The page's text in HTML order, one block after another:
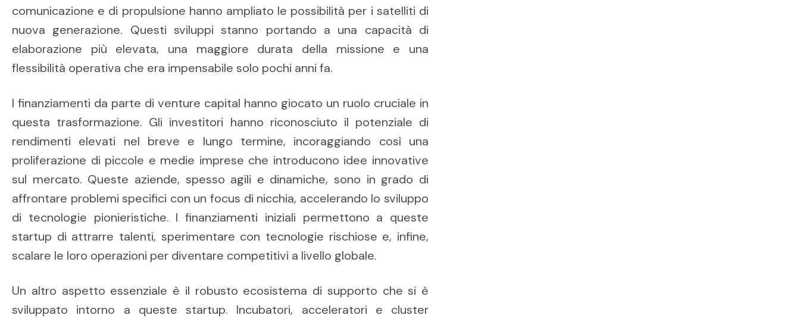
comunicazione e di propulsione hanno ampliato le possibilità per i satelliti di
nuova generazione. Questi sviluppi stanno portando a una capacità di
elaborazione più elevata, una maggiore durata della missione e una
flessibilità operativa che era impensabile solo pochi anni fa.
I finanziamenti da parte di venture capital hanno giocato un ruolo cruciale in
questa trasformazione. Gli investitori hanno riconosciuto il potenziale di
rendimenti elevati nel breve e lungo termine, incoraggiando così una
proliferazione di piccole e medie imprese che introducono idee innovative
sul mercato. Queste aziende, spesso agili e dinamiche, sono in grado di
affrontare problemi specifici con un focus di nicchia, accelerando lo sviluppo
di tecnologie pionieristiche. I finanziamenti iniziali permettono a queste
startup di attrarre talenti, sperimentare con tecnologie rischiose e, infine,
scalare le loro operazioni per diventare competitivi a livello globale.
Un altro aspetto essenziale è il robusto ecosistema di supporto che si è
sviluppato intorno a queste startup. Incubatori, acceleratori e cluster